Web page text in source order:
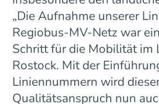
„Die Aufnahme unserer
Regiobus-MV-Netz war
Schritt für die Mobilität im
Rostock. Mit der
Liniennummern wird
Qualitätsanspruch nun